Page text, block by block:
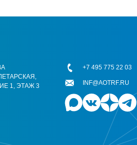
1, ЭТАЖ 3
+7 495 775 22 03
INF@AOTRF.RU